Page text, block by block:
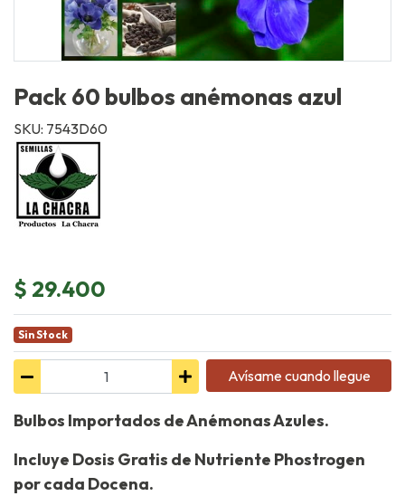
Pack 60 bulbos anémonas azul
SKU: 7543D60
$ 29.400
Sin Stock
Avísame cuando llegue
Bulbos Importados de Anémonas Azules.
Incluye Dosis Gratis de Nutriente Phostrogen
por cada Docena.